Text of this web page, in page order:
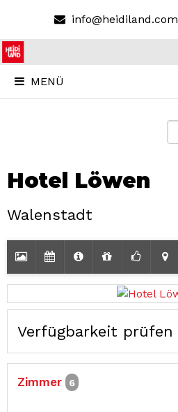
info@heidiland.com
MENÜ
Hotel Löwen
Walenstadt
Verfügbarkeit prüfen
Zimmer 6